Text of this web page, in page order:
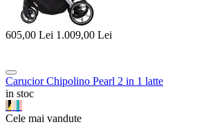
605,00 Lei 1.009,00 Lei
Carucior Chipolino Pearl 2 in 1 latte
in stoc
Cele mai vandute